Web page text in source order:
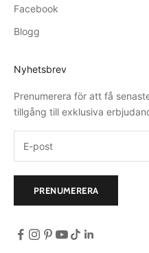
Facebook
Blogg
Nyhetsbrev
Prenumerera för att få
tillgång till exklusiva
PRENUMERERA